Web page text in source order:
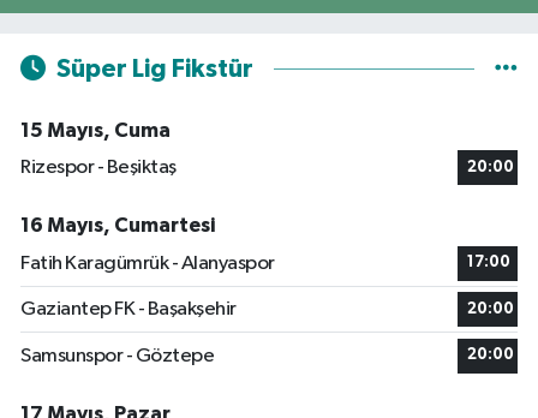
Süper Lig Fikstür
15 Mayıs, Cuma
Rizespor - Beşiktaş
20:00
16 Mayıs, Cumartesi
Fatih Karagümrük - Alanyaspor
17:00
Gaziantep FK - Başakşehir 20:00
Samsunspor - Göztepe 20:00
17 Mayıs, Pazar